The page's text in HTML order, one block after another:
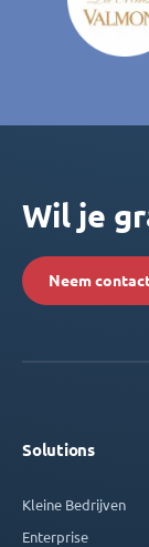
Wil je
Neem
Solutions
Kleine Bedrijven
Enterprise